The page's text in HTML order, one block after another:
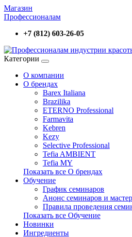
Магазин
Профессионалам
+7 (812) 603-26-05
Категории
О компании
О брендах
Barex Italiana
Brazilika
ETERNO Professional
Farmavita
Kebren
Kezy
Selective Professional
Tefia AMBIENT
Tefia MY
Показать все О брендах
Обучение
График семинаров
Анонс семинаров и
Правила проведения
Показать все Обучение
Новинки
Ингредиенты